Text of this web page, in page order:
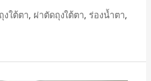
ถุงใต้ตา, ผ่าตัดถุงใต้ตา, ร่องน้ำตา,